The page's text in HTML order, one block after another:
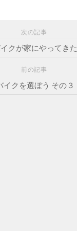
次の記事
クが家にやってきた
前の記事
イクを選ぼう その３